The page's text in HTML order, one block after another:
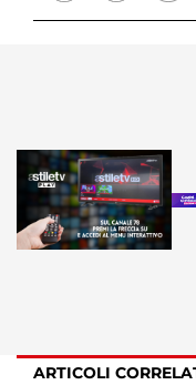
ARTICOLI